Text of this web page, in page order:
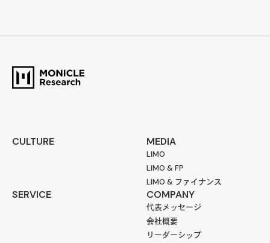
CULTURE MEDIA
LIMO
LIMO & FP
LIMO & ファイナンス
SERVICE COMPANY
代表メッセージ
会社概要
リーダーシップ